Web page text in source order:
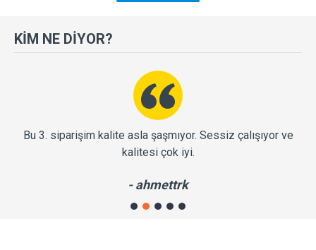
Duvar saati en iyi formunu buldu.
Halihazırda yirminin üzerinde farklı pazarda tüketiciyle
buluşan modellerin her biri ayrı bir tasarım dokunuşuyla
estetiği duvarlarınıza taşımaktadır. Klik birinci sınıf
malzemelerle özenle üreterek, her zevke ve dekorasyon
tarzına hitap eden koleksiyonlar sunmaktadır. Klik’in
KIM NE DIYOR?
Bu 3. siparişim kalite asla şaşmıyor. Sessiz çalışıyor ve
kalitesi çok iyi.
- ahmettrk